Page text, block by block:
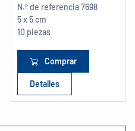
N.º de referencia7698
5 x 5 cm
10 piezas
Comprar
Detalles